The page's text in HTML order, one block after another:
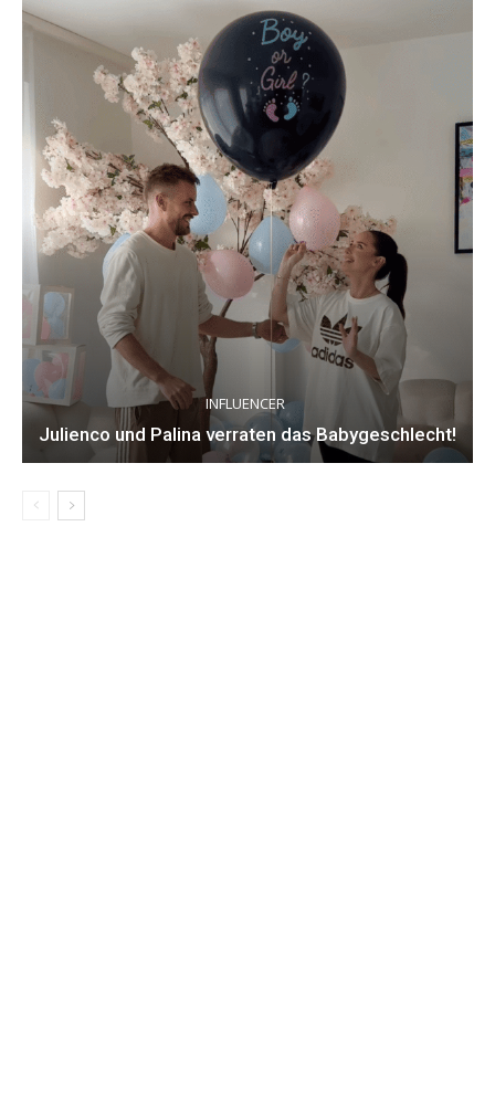
INFLUENCER
Julienco und Palina verraten das Babygeschlecht!